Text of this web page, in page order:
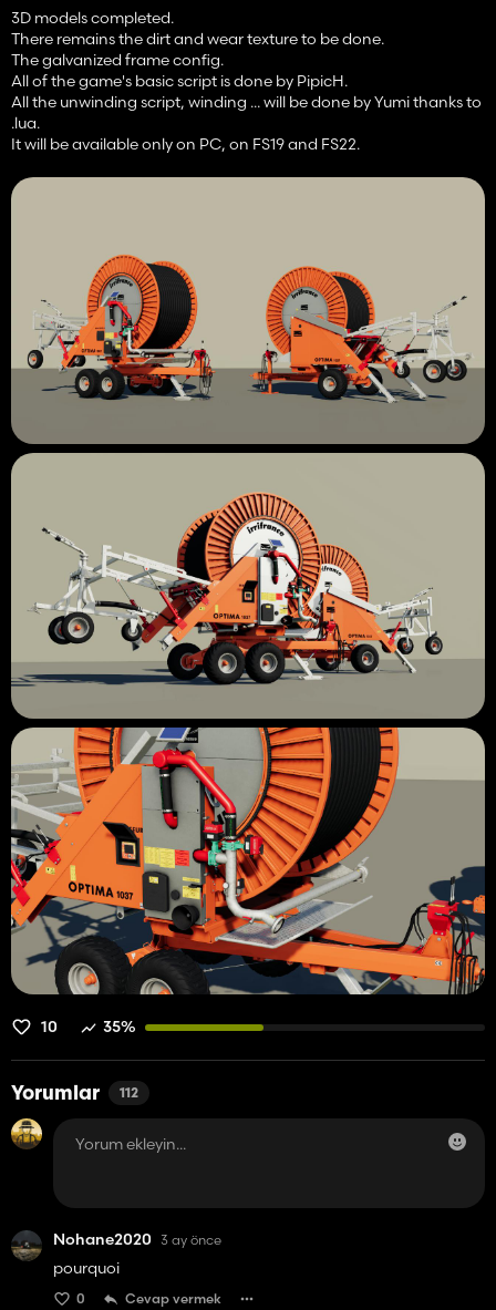
3D models completed.
There remains the dirt and wear texture to be done.
The galvanized frame config.
All of the game's basic script is done by PipicH.
All the unwinding script, winding ... will be done by Yumi thanks to
.lua.
It will be available only on PC, on FS19 and FS22.
10 35%
Yorumlar 112
Nohane2020 3 ay önce
pourquoi
0 Cevap vermek